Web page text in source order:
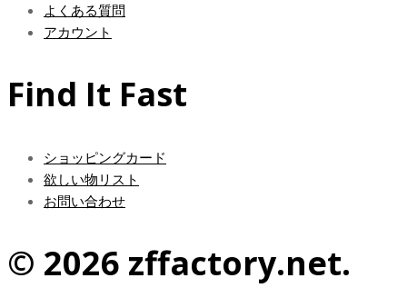
よくある質問
アカウント
Find It Fast
ショッピングカード
欲しい物リスト
お問い合わせ
© 2026 zffactory.net.